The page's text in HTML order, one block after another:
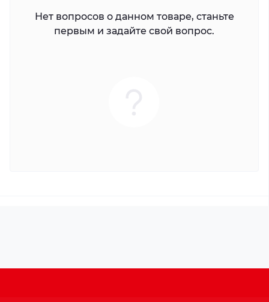
Нет вопросов о данном товаре, станьте
первым и задайте свой вопрос.